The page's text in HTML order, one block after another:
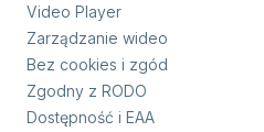
Video Player
Zarządzanie wideo
Bez cookies i zgód
Zgodny z RODO
Dostępność i EAA